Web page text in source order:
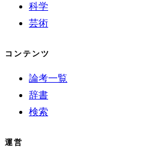
科学
芸術
コンテンツ
論考一覧
辞書
検索
運営